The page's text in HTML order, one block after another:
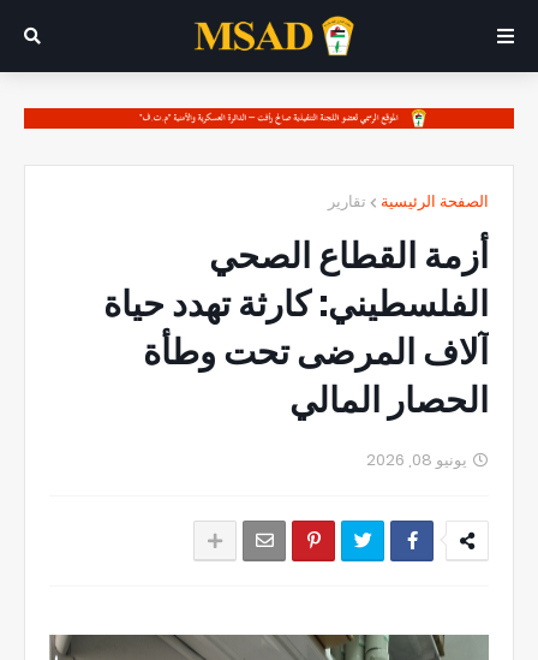
الصفحة الرئيسية تقارير
أزمة القطاع الصحي
الفلسطيني: كارثة تهدد حياة
آلاف المرضى تحت وطأة
الحصار المالي
يونيو 08, 2026